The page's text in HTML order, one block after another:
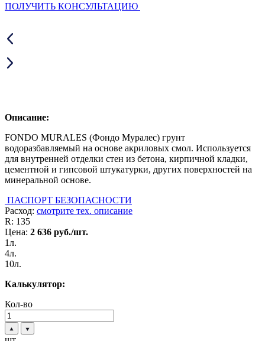
ПОЛУЧИТЬ КОНСУЛЬТАЦИЮ
Описание:
FONDO MURALES (Фондо Муралес) грунт
водоразбавляемый на основе акриловых смол. Используется
для внутренней отделки стен из бетона, кирпичной кладки,
цементной и гипсовой штукатурки, других поверхностей на
минеральной основе.
ПАСПОРТ БЕЗОПАСНОСТИ
Расход: смотрите тех. описание
R: 135
Цена: 2 636 руб./шт.
1л.
4л.
10л.
Калькулятор:
Кол-во